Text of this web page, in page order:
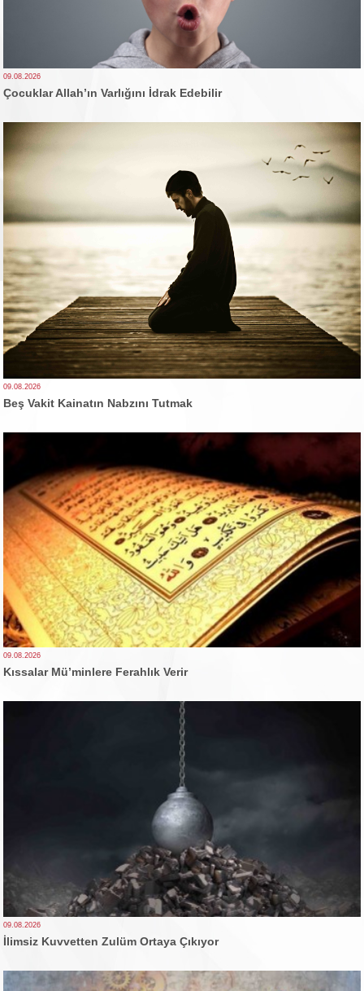
09.08.2026
Çocuklar Allah’ın Varlığını İdrak Edebilir
09.08.2026
Beş Vakit Kainatın Nabzını Tutmak
09.08.2026
Kıssalar Mü’minlere Ferahlık Verir
09.08.2026
İlimsiz Kuvvetten Zulüm Ortaya Çıkıyor